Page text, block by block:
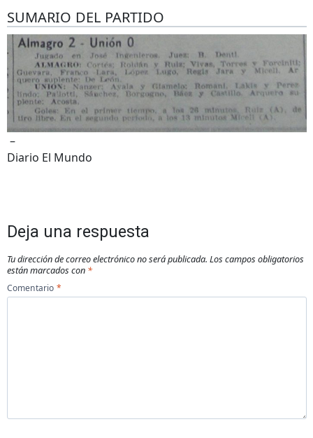
SUMARIO DEL PARTIDO
–
Diario El Mundo
Deja una respuesta
Tu dirección de correo electrónico no será publicada. Los campos obligatorios
están marcados con *
Comentario *